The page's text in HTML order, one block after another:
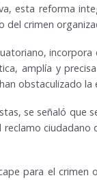
esta reforma
crimen
amplía y
obstaculizado
se señaló que
para el